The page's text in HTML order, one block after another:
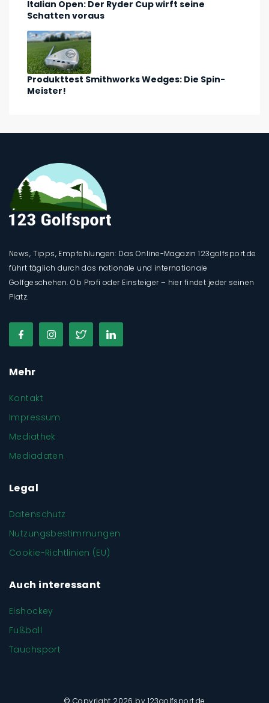
Italian Open: Der Ryder Cup wirft seine
Schatten voraus
Produkttest Smithworks Wedges: Die Spin-
Meister!
News, Tipps, Empfehlungen: Das Online-Magazin 123golfsport.de
führt täglich durch das nationale und internationale
Golfgeschehen. Ob Profi oder Einsteiger – hier findet jeder seinen
Platz.
Mehr
Kontakt
Impressum
Mediathek
Mediadaten
Legal
Datenschutz
Nutzungsbestimmungen
Cookie-Richtlinien (EU)
Auch interessant
Eishockey
Fußball
Tauchsport